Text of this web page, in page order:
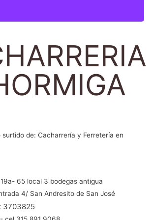
de: Cacharrería y Ferretería en
65 local 3 bodegas antigua
4/ San Andresito de San José
3703825